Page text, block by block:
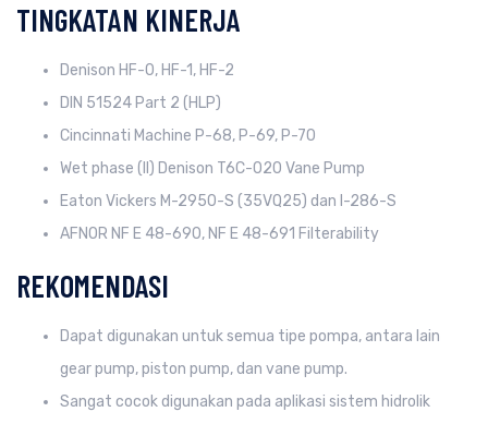
TINGKATAN KINERJA
Denison HF-0, HF-1, HF-2
DIN 51524 Part 2 (HLP)
Cincinnati Machine P-68, P-69, P-70
Wet phase (II) Denison T6C-020 Vane Pump
Eaton Vickers M-2950-S (35VQ25) dan I-286-S
AFNOR NF E 48-690, NF E 48-691 Filterability
REKOMENDASI
Dapat digunakan untuk semua tipe pompa, antara lain
gear pump, piston pump, dan vane pump.
Sangat cocok digunakan pada aplikasi sistem hidrolik